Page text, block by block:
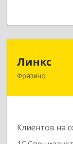
Линкс
Фрязино
Клиентов на
141190,